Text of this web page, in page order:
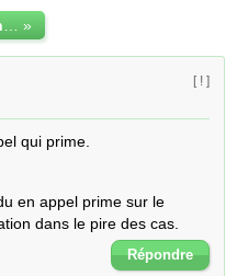
»
[ ! ]
qui prime.
en appel prime sur le
dans le pire des cas.
Répondre